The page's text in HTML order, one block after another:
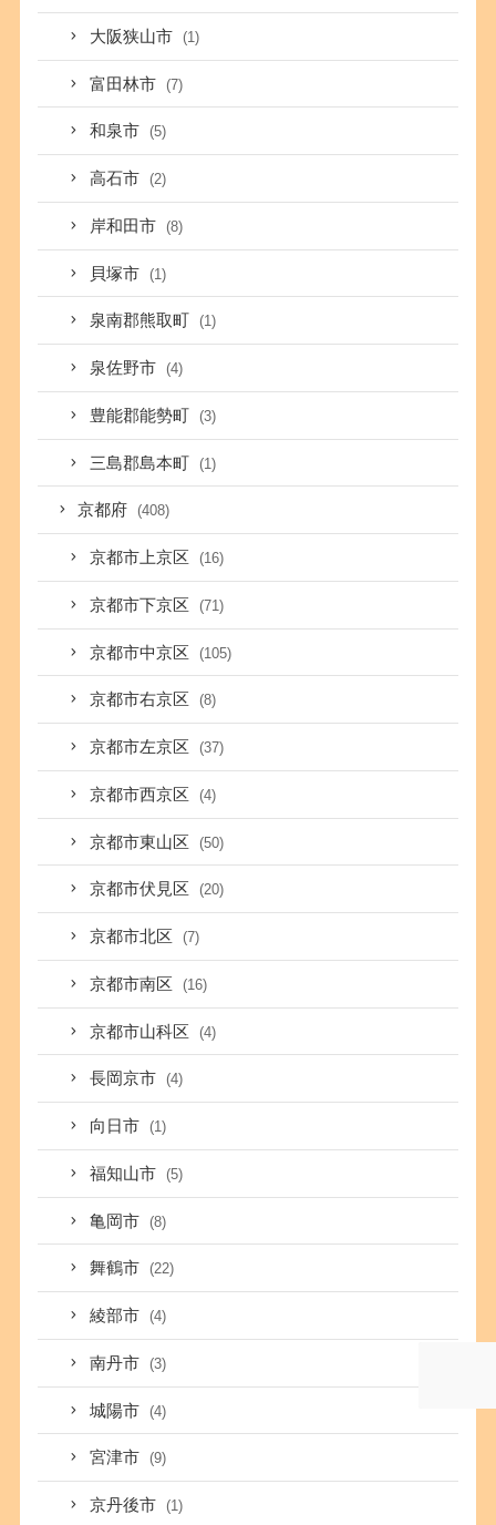
大阪狭山市 (1)
富田林市 (7)
和泉市 (5)
高石市 (2)
岸和田市 (8)
貝塚市 (1)
泉南郡熊取町 (1)
泉佐野市 (4)
豊能郡能勢町 (3)
三島郡島本町 (1)
京都府 (408)
京都市上京区 (16)
京都市下京区 (71)
京都市中京区 (105)
京都市右京区 (8)
京都市左京区 (37)
京都市西京区 (4)
京都市東山区 (50)
京都市伏見区 (20)
京都市北区 (7)
京都市南区 (16)
京都市山科区 (4)
長岡京市 (4)
向日市 (1)
福知山市 (5)
亀岡市 (8)
舞鶴市 (22)
綾部市 (4)
南丹市 (3)
城陽市 (4)
宮津市 (9)
京丹後市 (1)